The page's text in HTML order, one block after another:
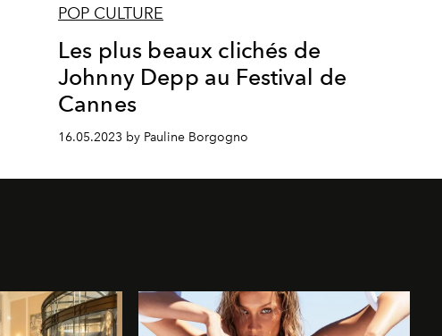
POP CULTURE
Les plus beaux clichés de
Johnny Depp au Festival de
Cannes
16.05.2023 by Pauline Borgogno